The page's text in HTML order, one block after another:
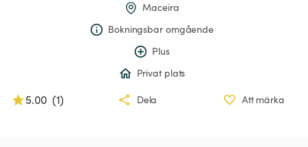
Maceira
Bokningsbar omgående
Plus
Privat plats
5.00 (1) Dela Att märka